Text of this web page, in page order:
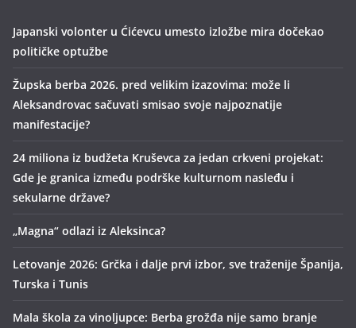
Japanski volonter u Ćićevcu umesto izložbe mira dočekao
političke optužbe
Župska berba 2026. pred velikim izazovima: može li
Aleksandrovac sačuvati smisao svoje najpoznatije
manifestacije?
24 miliona iz budžeta Kruševca za jedan crkveni projekat:
Gde je granica između podrške kulturnom nasleđu i
sekularne države?
„Magna“ odlazi iz Aleksinca?
Letovanje 2026: Grčka i dalje prvi izbor, sve traženije Španija,
Turska i Tunis
Mala škola za vinoljupce: Berba grožđa nije samo branje